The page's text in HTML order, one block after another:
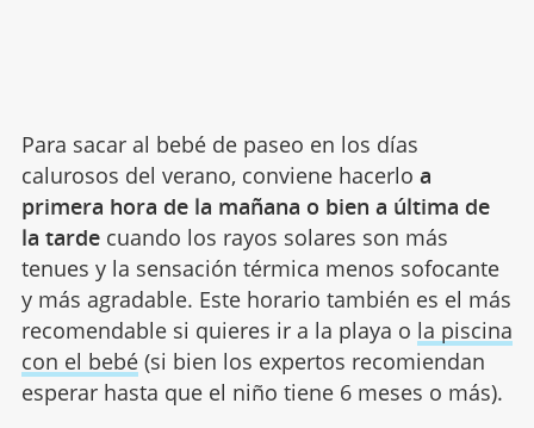
Para sacar al bebé de paseo en los días
calurosos del verano, conviene hacerlo a
primera hora de la mañana o bien a última de
la tardecuando los rayos solares son más
tenues y la sensación térmica menos sofocante
y más agradable. Este horario también es el más
recomendable si quieres ir a la playa o la piscina
con el bebé(si bien los expertos recomiendan
esperar hasta que el niño tiene 6 meses o más).